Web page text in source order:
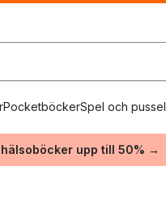
PocketböckerSpel och pussel
upp till 50% →